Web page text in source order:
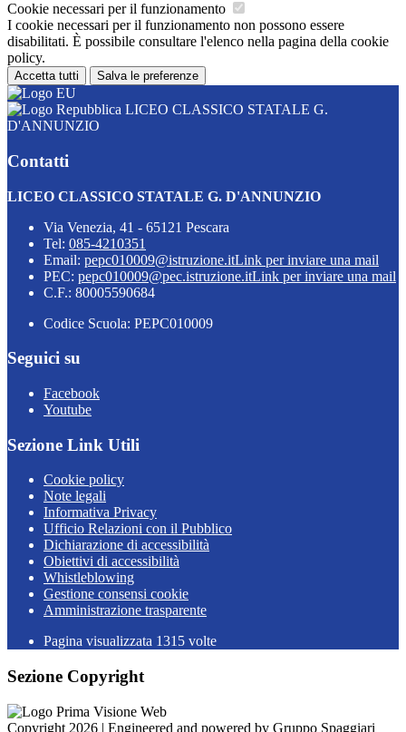
Cookie necessari per il funzionamento
I cookie necessari per il funzionamento non possono essere
disabilitati. È possibile consultare l'elenco nella pagina della cookie
policy.
Accetta tutti Salva le preferenze
LICEO CLASSICO STATALE G.
D'ANNUNZIO
Contatti
LICEO CLASSICO STATALE G. D'ANNUNZIO
Via Venezia, 41 - 65121 Pescara
Tel: 085-4210351
Email: pepc010009@istruzione.itLink per inviare una mail
PEC: pepc010009@pec.istruzione.itLink per inviare una mail
C.F.: 80005590684
Codice Scuola: PEPC010009
Seguici su
Facebook
Youtube
Sezione Link Utili
Cookie policy
Note legali
Informativa Privacy
Ufficio Relazioni con il Pubblico
Dichiarazione di accessibilità
Obiettivi di accessibilità
Whistleblowing
Gestione consensi cookie
Amministrazione trasparente
Pagina visualizzata 1315 volte
Sezione Copyright
Copyright 2026 | Engineered and powered by Gruppo Spaggiari